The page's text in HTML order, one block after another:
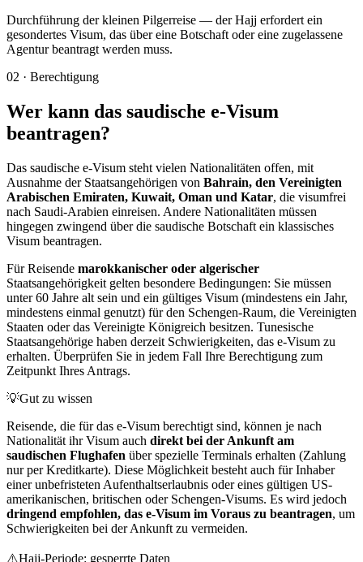
Durchführung der kleinen Pilgerreise — der Hajj erfordert ein
gesondertes Visum, das über eine Botschaft oder eine zugelassene
Agentur beantragt werden muss.
02 · Berechtigung
Wer kann das saudische e-Visum
beantragen?
Das saudische e-Visum steht vielen Nationalitäten offen, mit
Ausnahme der Staatsangehörigen von Bahrain, den Vereinigten
Arabischen Emiraten, Kuwait, Oman und Katar, die visumfrei
nach Saudi-Arabien einreisen. Andere Nationalitäten müssen
hingegen zwingend über die saudische Botschaft ein klassisches
Visum beantragen.
Für Reisende marokkanischer oder algerischer
Staatsangehörigkeit gelten besondere Bedingungen: Sie müssen
unter 60 Jahre alt sein und ein gültiges Visum (mindestens ein Jahr,
mindestens einmal genutzt) für den Schengen-Raum, die Vereinigten
Staaten oder das Vereinigte Königreich besitzen. Tunesische
Staatsangehörige haben derzeit Schwierigkeiten, das e-Visum zu
erhalten. Überprüfen Sie in jedem Fall Ihre Berechtigung zum
Zeitpunkt Ihres Antrags.
💡Gut zu wissen
Reisende, die für das e-Visum berechtigt sind, können je nach
Nationalität ihr Visum auch direkt bei der Ankunft am
saudischen Flughafen über spezielle Terminals erhalten (Zahlung
nur per Kreditkarte). Diese Möglichkeit besteht auch für Inhaber
einer unbefristeten Aufenthaltserlaubnis oder eines gültigen US-
amerikanischen, britischen oder Schengen-Visums. Es wird jedoch
dringend empfohlen, das e-Visum im Voraus zu beantragen, um
Schwierigkeiten bei der Ankunft zu vermeiden.
⚠️Hajj-Periode: gesperrte Daten